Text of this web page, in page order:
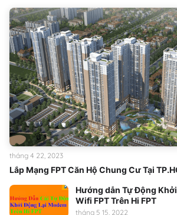
Lắp Mạng FPT Căn Hộ Chung Cư Tại
tháng 4 22, 2023
Hướng dẫn Tự Động
Wifi FPT Trên Hi FPT
tháng 5 15, 2022